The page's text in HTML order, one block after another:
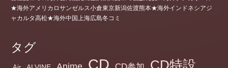
★海外アメリカロサンゼルス小倉東京新潟佐渡熊本★海外インドネシアジ
ャカルタ高松★海外中国上海広島冬コミ
タグ
CD